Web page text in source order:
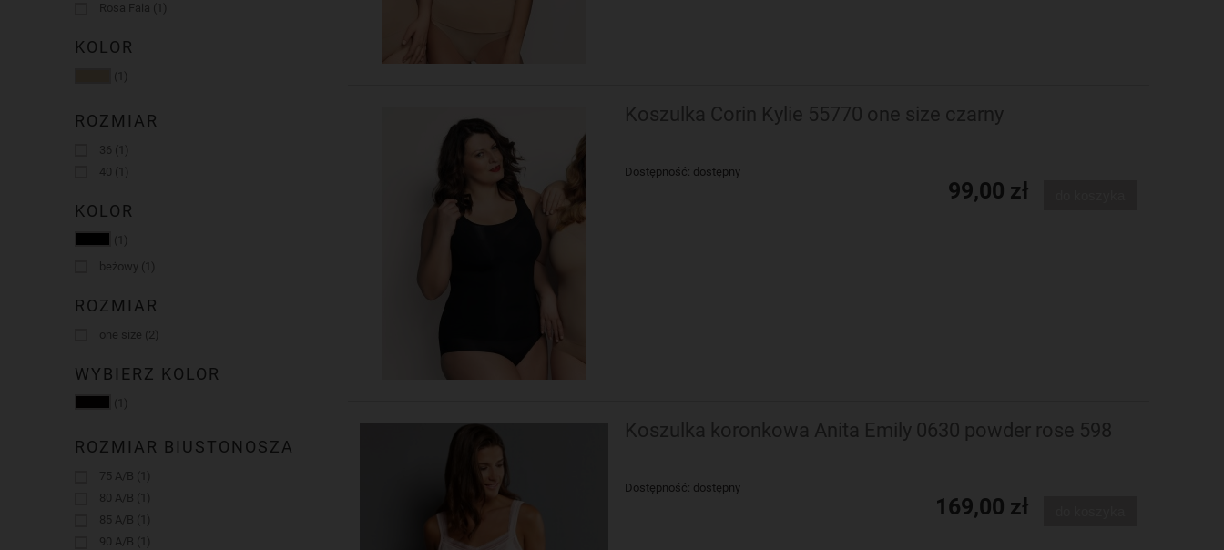
Rosa Faia (1)
KOLOR
(1)
ROZMIAR
36 (1)
40 (1)
KOLOR
(1)
beżowy (1)
ROZMIAR
one size (2)
WYBIERZ KOLOR
(1)
ROZMIAR BIUSTONOSZA
75 A/B (1)
80 A/B (1)
85 A/B (1)
90 A/B (1)
Koszulka Corin Kylie 55770 one size czarny
Dostępność: dostępny
99,00 zł
Koszulka koronkowa Anita Emily 0630 powder rose 598
Dostępność: dostępny
169,00 zł